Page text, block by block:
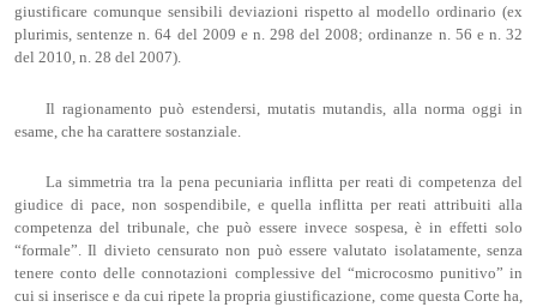
giustificare comunque sensibili deviazioni rispetto al modello ordinario (ex
plurimis, sentenze n. 64 del 2009 e n. 298 del 2008; ordinanze n. 56 e n. 32
del 2010, n. 28 del 2007).
Il ragionamento può estendersi, mutatis mutandis, alla norma oggi in
esame, che ha carattere sostanziale.
La simmetria tra la pena pecuniaria inflitta per reati di competenza del
giudice di pace, non sospendibile, e quella inflitta per reati attribuiti alla
competenza del tribunale, che può essere invece sospesa, è in effetti solo
“formale”. Il divieto censurato non può essere valutato isolatamente, senza
tenere conto delle connotazioni complessive del “microcosmo punitivo” in
cui si inserisce e da cui ripete la propria giustificazione, come questa Corte ha,